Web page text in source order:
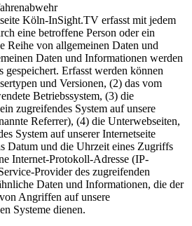
Köln-InSight.TV erfasst mit jedem
eine betroffene Person oder ein
Reihe von allgemeinen Daten und
Daten und Informationen werden
gespeichert. Erfasst werden können
und Versionen, (2) das vom
Betriebssystem, (3) die
zugreifendes System auf unsere
Referrer), (4) die Unterwebseiten,
System auf unserer Internetseite
Datum und die Uhrzeit eines Zugriffs
Internet-Protokoll-Adresse (IP-
Provider des zugreifenden
Daten und Informationen, die der
Angriffen auf unsere
Systeme dienen.